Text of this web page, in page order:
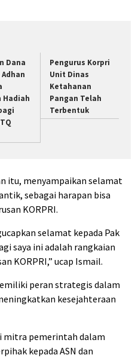
Dana
Hadiah
Pengurus Korpri
Unit Dinas
Ketahanan
Pangan Telah
Terbentuk
itu, menyampaikan selamat
sebagai harapan bisa
KORPRI.
selamat kepada Pak
saya ini adalah rangkaian
KORPRI,” ucap Ismail.
peran strategis dalam
kesejahteraan
mitra pemerintah dalam
kepada ASN dan